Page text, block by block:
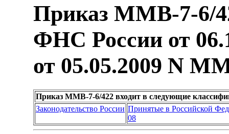
Приказ ММВ-7-6/
ФНС России от
от 05.05.2009 N
Приказ ММВ-7-6/422 входит в следующие
Законодательство России Принятые в Российской
08